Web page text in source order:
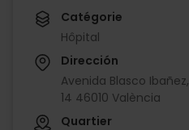
Catégorie
Hôpital
Dirección
Avenida Blasco Ibañez,
14 46010 València
Quartier